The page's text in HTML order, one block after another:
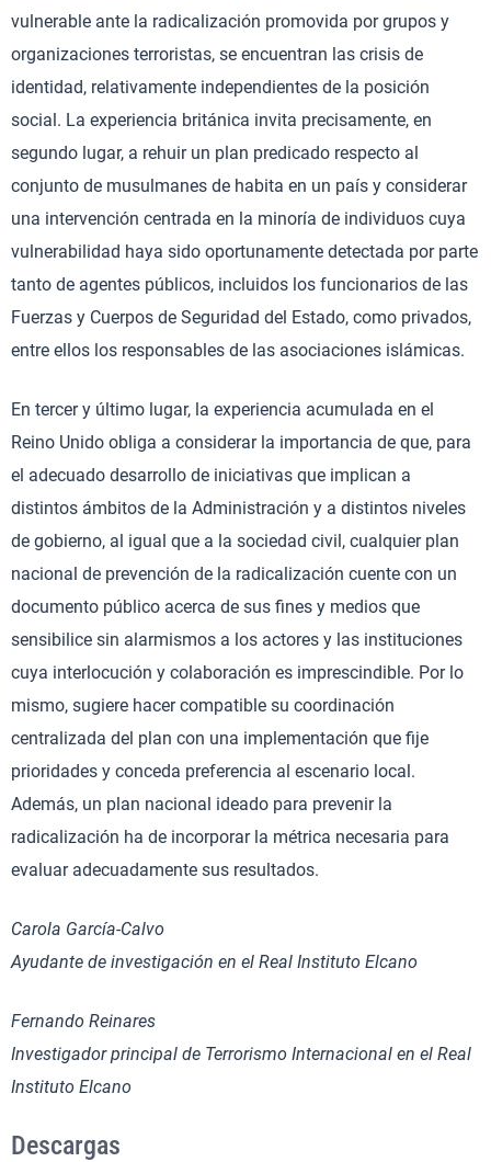
vulnerable ante la radicalización promovida por grupos y
organizaciones terroristas, se encuentran las crisis de
identidad, relativamente independientes de la posición
social. La experiencia británica invita precisamente, en
segundo lugar, a rehuir un plan predicado respecto al
conjunto de musulmanes de habita en un país y considerar
una intervención centrada en la minoría de individuos cuya
vulnerabilidad haya sido oportunamente detectada por parte
tanto de agentes públicos, incluidos los funcionarios de las
Fuerzas y Cuerpos de Seguridad del Estado, como privados,
entre ellos los responsables de las asociaciones islámicas.
En tercer y último lugar, la experiencia acumulada en el
Reino Unido obliga a considerar la importancia de que, para
el adecuado desarrollo de iniciativas que implican a
distintos ámbitos de la Administración y a distintos niveles
de gobierno, al igual que a la sociedad civil, cualquier plan
nacional de prevención de la radicalización cuente con un
documento público acerca de sus fines y medios que
sensibilice sin alarmismos a los actores y las instituciones
cuya interlocución y colaboración es imprescindible. Por lo
mismo, sugiere hacer compatible su coordinación
centralizada del plan con una implementación que fije
prioridades y conceda preferencia al escenario local.
Además, un plan nacional ideado para prevenir la
radicalización ha de incorporar la métrica necesaria para
evaluar adecuadamente sus resultados.
Carola García-Calvo
Ayudante de investigación en el Real Instituto Elcano
Fernando Reinares
Investigador principal de Terrorismo Internacional en el Real
Instituto Elcano
Descargas